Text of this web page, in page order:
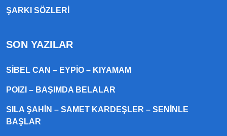
ŞARKI SÖZLERI
SON YAZILAR
SIBEL CAN – EYPIO – KIYAMAM
POIZI – BAŞIMDA BELALAR
SILA ŞAHIN – SAMET KARDEŞLER – SENINLE
BAŞLAR